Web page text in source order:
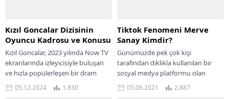
Kızıl Goncalar Dizisinin
Oyuncu Kadrosu ve Konusu
Kızıl Goncalar, 2023 yılında Now TV
ekranlarında izleyicisiyle buluşan
ve hızla popülerleşen bir dram
dizisidir. Başrollerinde Özcan Deniz
ve Özgü...
05.12.2024 1.830
Tiktok Fenomeni Merve
Sanay Kimdir?
Günümüzde pek çok kişi
tarafından dıklıkla kullanılan bir
sosyal medya platformu olan
Tiktok, birçok fenomenin ortaya
çıkmasına neden olmuştur. Bu...
05.06.2021 2.887